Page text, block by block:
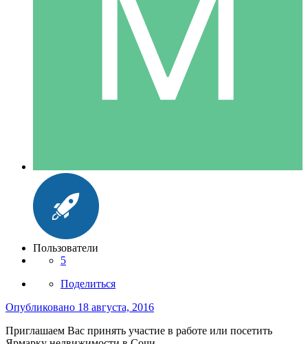
Пользователи
5
Поделиться
Опубликовано 18 августа, 2016
Приглашаем Вас принять участие в работе или посетить